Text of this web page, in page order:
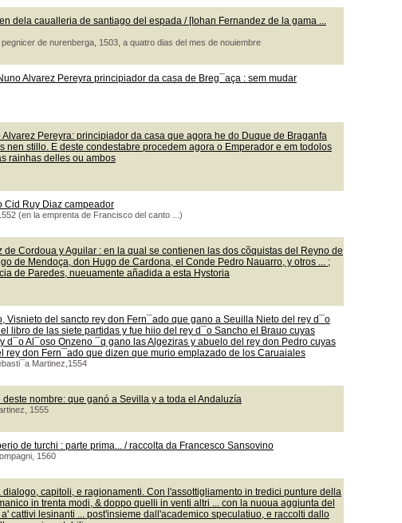
dela caualleria de santiago del espada / [Iohan Fernandez de la gama ...
de nurenberga, 1503, a quatro dias del mes de nouiembre
Alvarez Pereyra principiador da casa de Breg¯aça : sem mudar
Pereyra: principiador da casa que agora he do Duque de Braganfa
nen stillo. E deste condestabre procedem agora o Emperador e em todolos
rainhas delles ou ambos
Cid Ruy Diaz campeador
(en la emprenta de Francisco del canto ...)
Cordoua y Aguilar : en la qual se contienen las dos cõquistas del Reyno de
de Mendoça, don Hugo de Cardona, el Conde Pedro Nauarro, y otros ... ;
de Paredes, nueuamente añadida a esta Hystoria
Visnieto del sancto rey don Fern¯ado que gano a Seuilla Nieto del rey d¯o
libro de las siete partidas y fue hiio del rey d¯o Sancho el Brauo cuyas
d¯o Al¯oso Onzeno ¯q gano las Algeziras y abuelo del rey don Pedro cuyas
rey don Fern¯ado que dizen que murio emplazado de los Caruaiales
Martinez,1554
nombre: que ganó a Sevilla y a toda el Andaluzía
1555
de turchi : parte prima... / raccolta da Francesco Sansovino
1560
capitoli, e ragionamenti. Con l'assottigliamento in tredici punture della
in trenta modi, & doppo quelli in venti altri ... con la nuoua aggiunta del
cattivi lesinanti ... post'insieme dall'academico speculatiuo, e raccolti dallo